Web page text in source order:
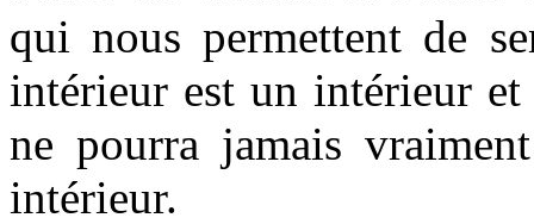
qui nous permettent de
intérieur est un intérieur
ne pourra jamais
intérieur.